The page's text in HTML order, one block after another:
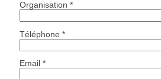
Organisation *
Téléphone *
Email *